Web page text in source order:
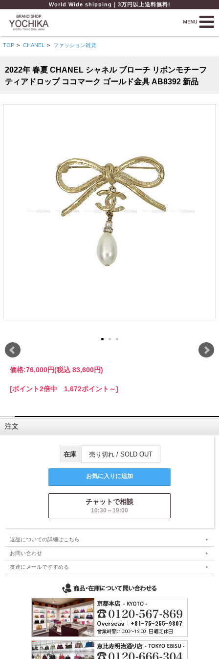
World Wide shipping｜3万円以上送料無料!
TOP > CHANEL > ファッション雑貨
2022年 春夏 CHANEL シャネル ブローチ リボンモチーフ
ティアドロップ ココマーク ゴールド金具 AB8392 新品
価格:76,000円(税込 83,600円)
[ポイント2倍中 1,672ポイント～]
注文
在庫 売り切れ / SOLD OUT
チャットで相談
10:30～19:00
返品についての詳細はこちら
お問い合わせ
友達にメールですすめる